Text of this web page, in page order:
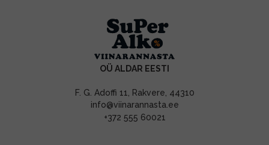
OÜ ALDAR EESTI
F. G. Adoffi 11, Rakvere, 44310
info@viinarannasta.ee
+372 555 60021